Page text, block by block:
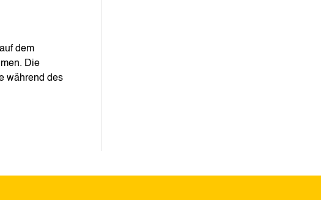
dem
Die
während des